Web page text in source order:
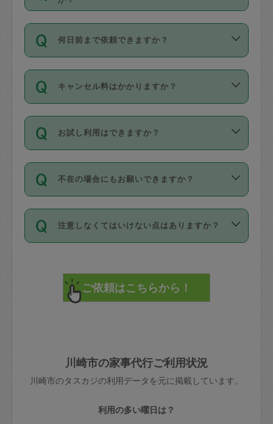
時間も被らない場合、損害保険の対象外
てお仕事をしているフィリピン出身の
社員など様々なバックグラウンドの方が
登録しています。
日本語も話せる方など様々です。
ールに記載していますので、各自の得意
を依頼してください。
写真提出をしていただいています。外国
確認しています。タスカジさんトレーニ
ング動画を使ったセルフトレーニングの
現場トライアルを受け、合格したタスカ
ジさんが活動されています。
※テストセンターの講評は１件目のレビュ
参考
【詳細】タスカジさんの登録に際
依頼者とタスカジさんとの間でタスカジ
を通して成立した作業時間内での作業に
適用されます。作業範囲は、掃除、洗
です。作業中に物を壊したり、人にけが
をさせたりした場合が対象で、補償金額
す。
写真を撮り、
詳細FAQ：
損害賠償保険について教えて
何日前まで依頼できますか？
ご依頼は、現在を起点に3日後（72時間
以降）の日時から受付可能となっていま
す。
タスカジさんへ「募集」をかけることが
可能です。
キャンセル料はかかりますか？
キャンセル料には、以下の2種類がありま
す。
1. 直前キャンセル（定期、スポット契約
共通）
72時間を超える※と、以下のキャンセル
料が発生します。
直前キャンセル料：
72時間前〜24時間前＝依頼料金の50%
依頼者不在による当日キャンセル＝依頼
金額の100%＋交通費全額
※例：依頼日時／土曜日午前9時開始の場
お試し利用はできますか？
「お試し利用」というメニューはありま
せんが、「一回のみ」依頼を活用するこ
とによって、気に入ったタスカジさんを
まず、条件の合う気になるタスカジさ
みてください。
その後、一番気に入ったタスカジさんに
不在の場合にもお願いできますか？
不在の場合の作業はタスカジさんの同意
が必要です。数回の依頼ののち、タスカ
ジさんと依頼者の間で十分な信頼関係が
てください。
不在時に部屋に入るためにタスカジさん
きた場合は損害保険の対象外となるので
ご注意ください。
注意しなくてはいけない点はありますか？
で、必ず鍵のかかるロッカーや金庫に入
れて依頼者の責任の元管理するよう心掛
けてください。
玉、など
あわせてこちらも参照ください：初めて
はありますか？
川崎市の家事代行ご利用状況
川崎市のタスカジの利用データを元に掲載しています。
利用の多い曜日は？